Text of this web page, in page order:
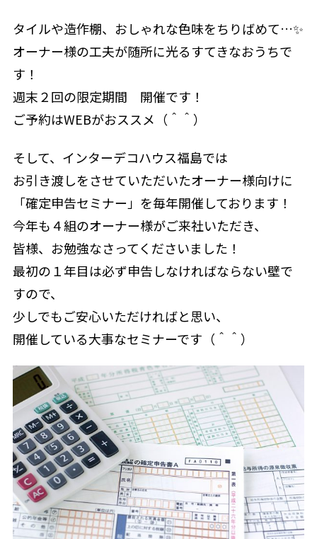
タイルや造作棚、おしゃれな色味をちりばめて…✨
オーナー様の工夫が随所に光るすてきなおうちで
す！
週末２回の限定期間　開催です！
ご予約はWEBがおススメ（＾＾）
そして、インターデコハウス福島では
お引き渡しをさせていただいたオーナー様向けに
「確定申告セミナー」を毎年開催しております！
今年も４組のオーナー様がご来社いただき、
皆様、お勉強なさってくださいました！
最初の１年目は必ず申告しなければならない壁で
すので、
少しでもご安心いただければと思い、
開催している大事なセミナーです（＾＾）